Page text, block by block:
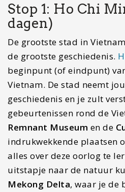
Stop 1: Ho Chi
dagen)
De grootste stad in
de grootste geschiedenis.
beginpunt (of eindpunt)
Vietnam. De stad neemt
geschiedenis en je zult
gebeurtenissen rond de
Remnant Museum en de
indrukwekkende plaatsen
alles over deze oorlog te
uitstapje naar de natuur
Mekong Delta, waar je de